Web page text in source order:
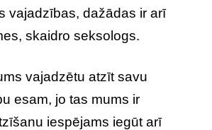
vajadzības, dažādas ir arī
skaidro seksologs.
vajadzētu atzīt savu
esam, jo tas mums ir
iespējams iegūt arī